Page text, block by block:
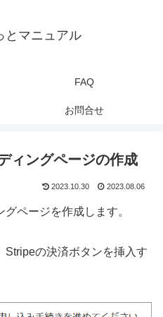
とマニュアル
FAQ
お問合せ
ィングページの作成
2023.10.30 2023.08.06
ページを作成します。
Stripeの決済ボタンを挿入す